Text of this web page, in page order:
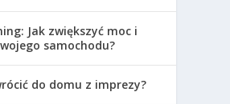
Jak zwiększyć moc i
samochodu?
do domu z imprezy?